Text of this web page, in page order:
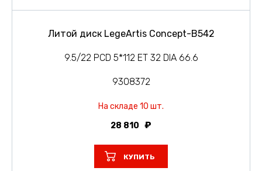
Литой диск LegeArtis Concept-B542
9.5/22 PCD 5*112 ET 32 DIA 66.6
9308372
На складе 10 шт.
28 810
КУПИТЬ